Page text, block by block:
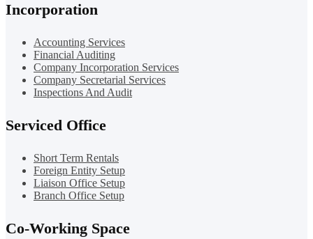
Incorporation
Accounting Services
Financial Auditing
Company Incorporation Services
Company Secretarial Services
Inspections And Audit
Serviced Office
Short Term Rentals
Foreign Entity Setup
Liaison Office Setup
Branch Office Setup
Co-Working Space